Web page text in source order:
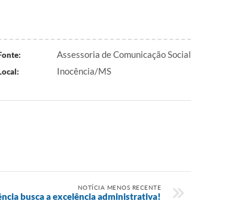
Assessoria de Comunicação Social
Inocência/MS
NOTÍCIA MENOS RECENTE
busca a excelência administrativa!